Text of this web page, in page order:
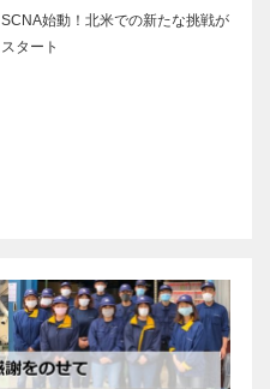
SCNA始動！北米での新たな挑戦が
スタート